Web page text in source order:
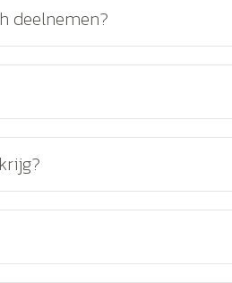
deelnemen?